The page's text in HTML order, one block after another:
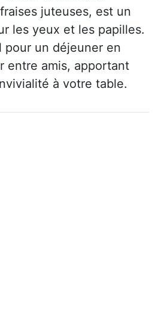
juteuses, est un
les yeux et les papilles.
pour un déjeuner en
entre amis, apportant
à votre table.